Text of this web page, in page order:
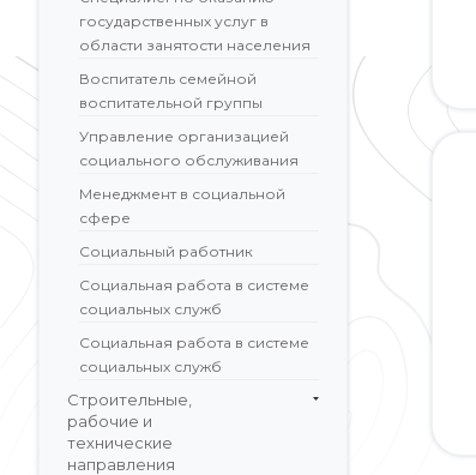
государственных услуг в
области занятости населения
Воспитатель семейной
воспитательной группы
Управление организацией
социального обслуживания
Менеджмент в социальной
сфере
Социальный работник
Социальная работа в системе
социальных служб
Социальная работа в системе
социальных служб
Строительные,
рабочие и
технические
направления